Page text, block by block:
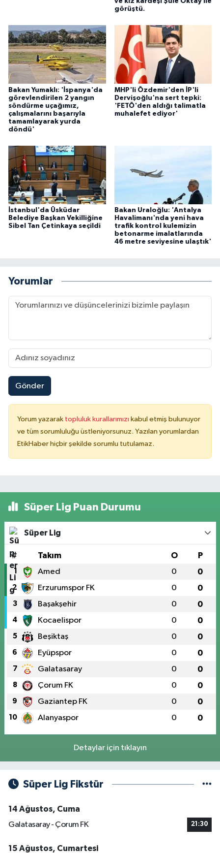
görüştü.
Bakan Yumaklı: 'İspanya'da
görevlendirilen 2 yangın
söndürme uçağımız,
çalışmalarını başarıyla
tamamlayarak yurda
döndü'
MHP'li Özdemir'den İP'li
Dervişoğlu'na sert tepki:
'FETÖ'den aldığı talimatla
muhalefet ediyor'
İstanbul'da Üsküdar
Belediye Başkan Vekilliğine
Sibel Tan Çetinkaya seçildi
Bakan Uraloğlu: 'Antalya
Havalimanı'nda yeni hava
trafik kontrol kulemizin
betonarme imalatlarında
46 metre seviyesine ulaştık'
Yorumlar
Gönder
Yorum yazarak topluluk kurallarımızı kabul etmiş bulunuyor
ve tüm sorumluluğu üstleniyorsunuz. Yazılan yorumlardan
EtikHaber hiçbir şekilde sorumlu tutulamaz.
Süper Lig Puan Durumu
Süper Lig
# Takım O P
1 Amed 0 0
2 Erzurumspor FK 0 0
3 Başakşehir 0 0
4 Kocaelispor 0 0
5 Beşiktaş 0 0
6 Eyüpspor 0 0
7 Galatasaray 0 0
8 Çorum FK 0 0
9 Gaziantep FK 0 0
10 Alanyaspor 0 0
Detaylar için tıklayın
Süper Lig Fikstür
14 Ağustos, Cuma
Galatasaray - Çorum FK
21:30
15 Ağustos, Cumartesi